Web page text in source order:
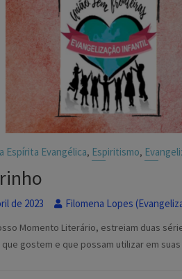
Espírita Evangélica, Espiritismo,
de 2023 Filomena Lopes
Momento Literário, estreiam duas
gostem e que possam utilizar em